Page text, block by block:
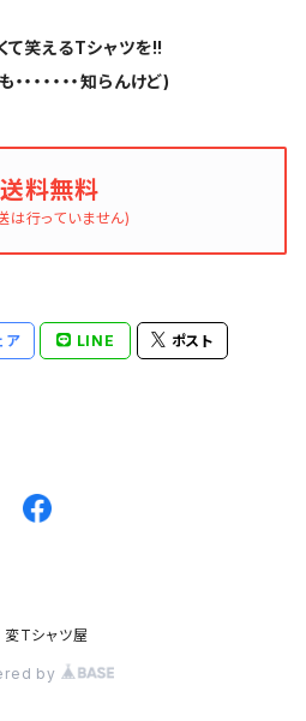
て笑えるTシャツを!!
・・・・・・知らんけど)
料無料
は行っていません)
ア LINE ポスト
Tシャツ屋
by